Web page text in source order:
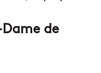
de